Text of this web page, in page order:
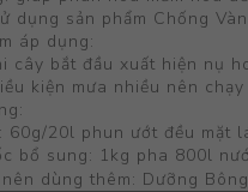
dụng sản phẩm Chống
áp dụng:
cây bắt đầu xuất hiện nụ
kiện mưa nhiều nên
60g/20l phun ướt đều mặt
bổ sung: 1kg pha 800l
dùng thêm: Dưỡng